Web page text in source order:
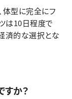
体型に完全にフ
は10日程度で
済的な選択とな
か？